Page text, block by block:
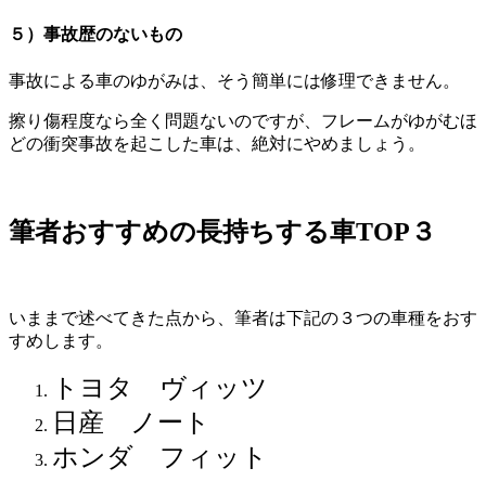
５）事故歴のないもの
事故による車のゆがみは、そう簡単には修理できません。
擦り傷程度なら全く問題ないのですが、フレームがゆがむほ
どの衝突事故を起こした車は、絶対にやめましょう。
筆者おすすめの長持ちする車TOP３
いままで述べてきた点から、筆者は下記の３つの車種をおす
すめします。
トヨタ ヴィッツ
日産 ノート
ホンダ フィット